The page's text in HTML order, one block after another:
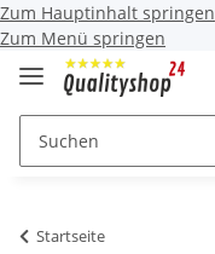
Zum Hauptinhalt springen
Zum Menü springen
Startseite